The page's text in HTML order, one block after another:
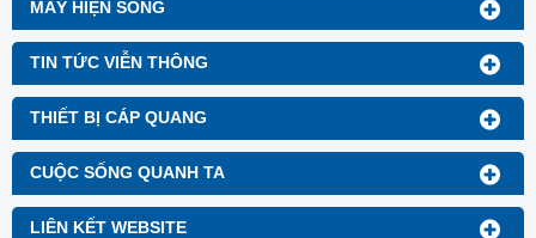
MÁY HIỆN SÓNG
TIN TỨC VIỄN THÔNG
THIẾT BỊ CÁP QUANG
CUỘC SỐNG QUANH TA
LIÊN KẾT WEBSITE